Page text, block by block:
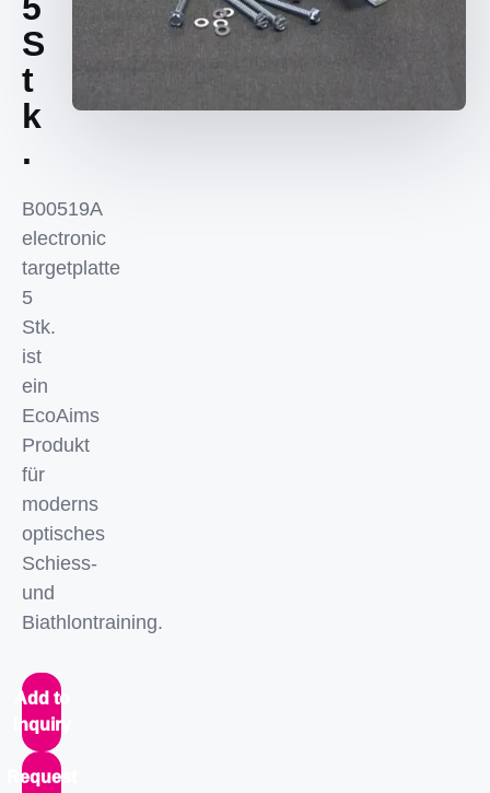
S
t
k
.
B00519A
electronic
targetplatte
5
Stk.
ist
ein
EcoAims
Produkt
für
moderns
optisches
Schiess-
und
Biathlontraining.
Add to
inquiry
Request